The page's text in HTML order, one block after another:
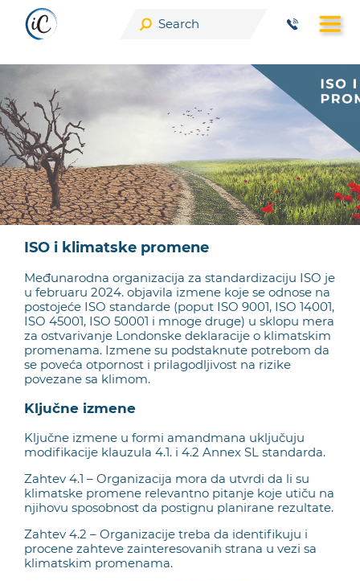
to
content
ISO i klimatske promene
Međunarodna organizacija za standardizaciju ISO je
u februaru 2024. objavila izmene koje se odnose na
postojeće ISO standarde (poput ISO 9001, ISO 14001,
ISO 45001, ISO 50001 i mnoge druge) u sklopu mera
za ostvarivanje Londonske deklaracije o klimatskim
promenama. Izmene su podstaknute potrebom da
se poveća otpornost i prilagodljivost na rizike
povezane sa klimom.
Ključne izmene
Ključne izmene u formi amandmana uključuju
modifikacije klauzula 4.1. i 4.2 Annex SL standarda.
Zahtev 4.1 – Organizacija mora da utvrdi da li su
klimatske promene relevantno pitanje koje utiču na
njihovu sposobnost da postignu planirane rezultate.
Zahtev 4.2 – Organizacije treba da identifikuju i
procene zahteve zainteresovanih strana u vezi sa
klimatskim promenama.